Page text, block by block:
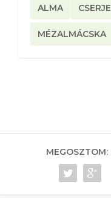
ALMA CSERJE
MÉZALMÁCSKA
MEGOSZTOM: